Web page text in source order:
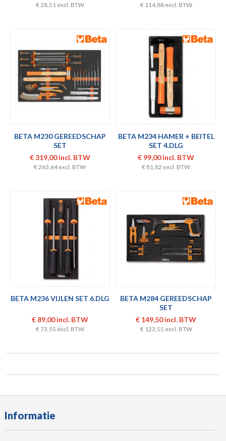
€ 28,51 excl. BTW € 114,88 excl. BTW
BETA M230 GEREEDSCHAP
SET
€ 319,00 incl. BTW
€ 263,64 excl. BTW
BETA M234 HAMER + BEITEL
SET 4.DLG
€ 99,00 incl. BTW
€ 81,82 excl. BTW
BETA M236 VIJLEN SET 6.DLG
€ 89,00 incl. BTW
€ 73,55 excl. BTW
BETA M284 GEREEDSCHAP
SET
€ 149,50 incl. BTW
€ 123,55 excl. BTW
Informatie